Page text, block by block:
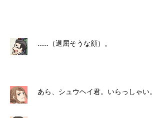
……（退屈そうな顔）。
あら、シュウヘイ君。いらっしゃい。